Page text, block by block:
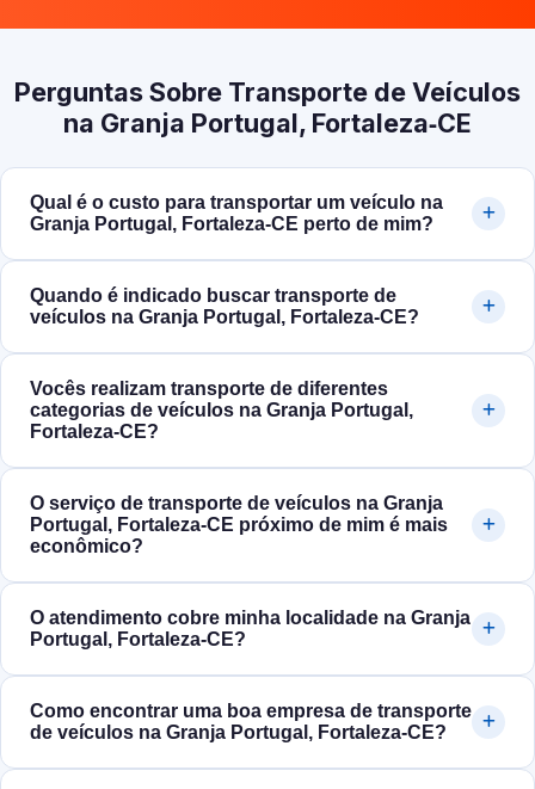
Perguntas Sobre Transporte de Veículos
na Granja Portugal, Fortaleza‑CE
Qual é o custo para transportar um veículo na
Granja Portugal, Fortaleza‑CE perto de mim?
Quando é indicado buscar transporte de
veículos na Granja Portugal, Fortaleza‑CE?
Vocês realizam transporte de diferentes
categorias de veículos na Granja Portugal,
Fortaleza‑CE?
O serviço de transporte de veículos na Granja
Portugal, Fortaleza‑CE próximo de mim é mais
econômico?
O atendimento cobre minha localidade na Granja
Portugal, Fortaleza‑CE?
Como encontrar uma boa empresa de transporte
de veículos na Granja Portugal, Fortaleza‑CE?